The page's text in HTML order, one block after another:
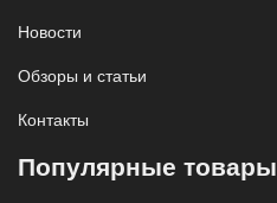
Новости
Обзоры и статьи
Контакты
Популярные товары